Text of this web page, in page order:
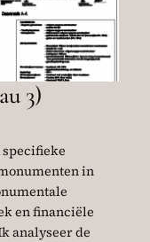
3)
in
en financiële
analyseer de